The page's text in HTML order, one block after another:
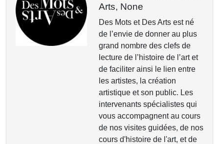
Arts, None
Des Mots et Des Arts est né
de l’envie de donner au plus
grand nombre des clefs de
lecture de l’histoire de l’art et
de faciliter ainsi le lien entre
les artistes, la création
artistique et son public. Les
intervenants spécialistes qui
vous accompagnent au cours
de nos visites guidées, de nos
cours d'histoire de l'art, et de